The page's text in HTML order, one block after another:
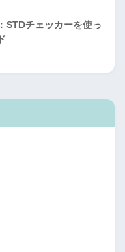
STDチェッカーを使っ